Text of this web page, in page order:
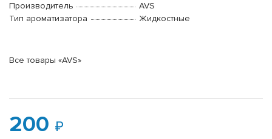
Производитель
AVS
Тип ароматизатора
Жидкостные
Все товары «AVS»
200